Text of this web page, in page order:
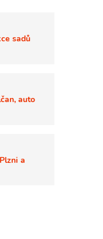
sadů
auto
a